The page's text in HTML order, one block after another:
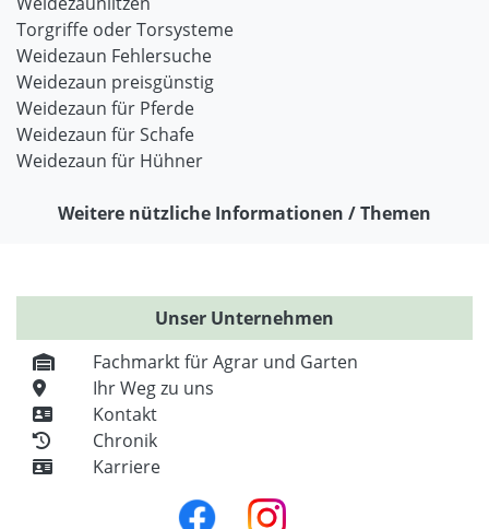
Torgriffe oder Torsysteme
Weidezaun Fehlersuche
Weidezaun preisgünstig
Weidezaun für Pferde
Weidezaun für Schafe
Weidezaun für Hühner
Weitere nützliche Informationen / Themen
Unser Unternehmen
Fachmarkt für Agrar und Garten
Ihr Weg zu uns
Kontakt
Chronik
Karriere